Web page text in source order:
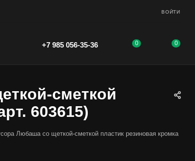
ВОЙТИ
+7 985 056-35-36 0 0
сметкой
603615)
Любаша со щеткой-сметкой пластик резиновая кромка